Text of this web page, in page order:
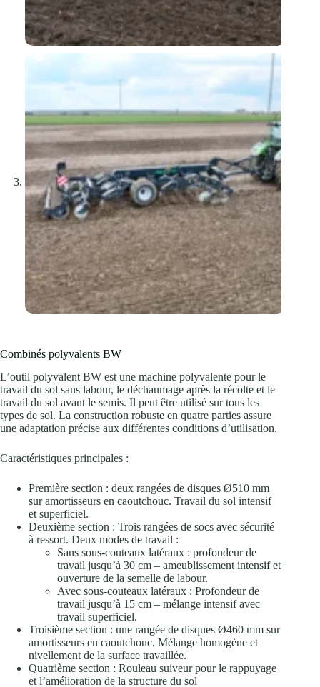
Combinés polyvalents BW
L’outil polyvalent BW est une machine polyvalente pour le
travail du sol sans labour, le déchaumage après la récolte et le
travail du sol avant le semis. Il peut être utilisé sur tous les
types de sol. La construction robuste en quatre parties assure
une adaptation précise aux différentes conditions d’utilisation.
Caractéristiques principales :
Première section : deux rangées de disques Ø510 mm
sur amortisseurs en caoutchouc. Travail du sol intensif
et superficiel.
Deuxième section : Trois rangées de socs avec sécurité
à ressort. Deux modes de travail :
Sans sous-couteaux latéraux : profondeur de
travail jusqu’à 30 cm – ameublissement intensif et
ouverture de la semelle de labour.
Avec sous-couteaux latéraux : Profondeur de
travail jusqu’à 15 cm – mélange intensif avec
travail superficiel.
Troisième section : une rangée de disques Ø460 mm sur
amortisseurs en caoutchouc. Mélange homogène et
nivellement de la surface travaillée.
Quatrième section : Rouleau suiveur pour le rappuyage
et l’amélioration de la structure du sol